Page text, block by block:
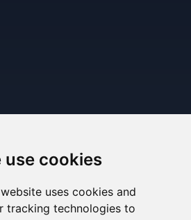
use cookies
uses cookies and
tracking technologies to